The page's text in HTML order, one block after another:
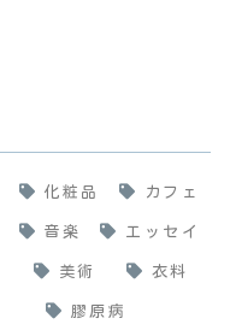
化粧品 カフェ
音楽 エッセイ
美術 衣料
膠原病